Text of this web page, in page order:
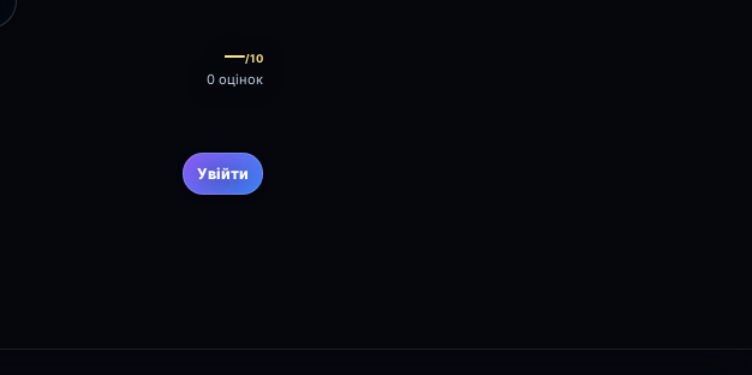
—/10
0 оцінок
Увійти